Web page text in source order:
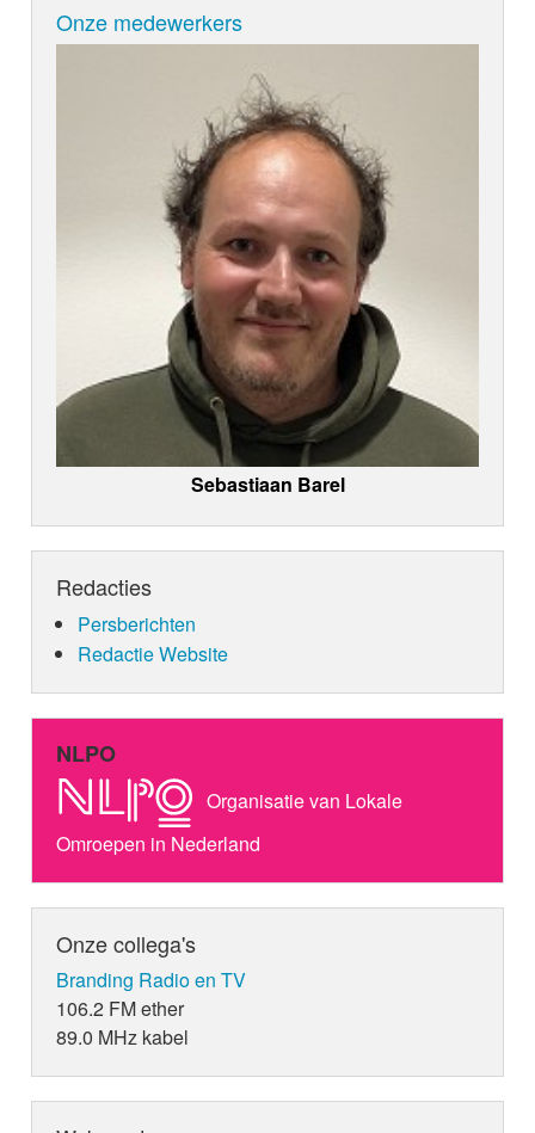
Onze medewerkers
Sebastiaan Barel
Redacties
Persberichten
Redactie Website
NLPO
Organisatie van Lokale
Omroepen in Nederland
Onze collega's
Branding Radio en TV
106.2 FM ether
89.0 MHz kabel